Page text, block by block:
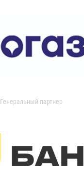
Генеральный партнер